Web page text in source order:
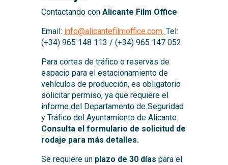
Contactando con Alicante Film Office
Email: info@alicantefilmoffice.com, Tel:
(+34) 965 148 113 / (+34) 965 147 052
Para cortes de tráfico o reservas de
espacio para el estacionamiento de
vehículos de producción, es obligatorio
solicitar permiso, ya que requiere el
informe del Departamento de Seguridad
y Tráfico del Ayuntamiento de Alicante.
Consulta el formulario de solicitud de
rodaje para más detalles.
Se requiere unplazo de 30 días para el